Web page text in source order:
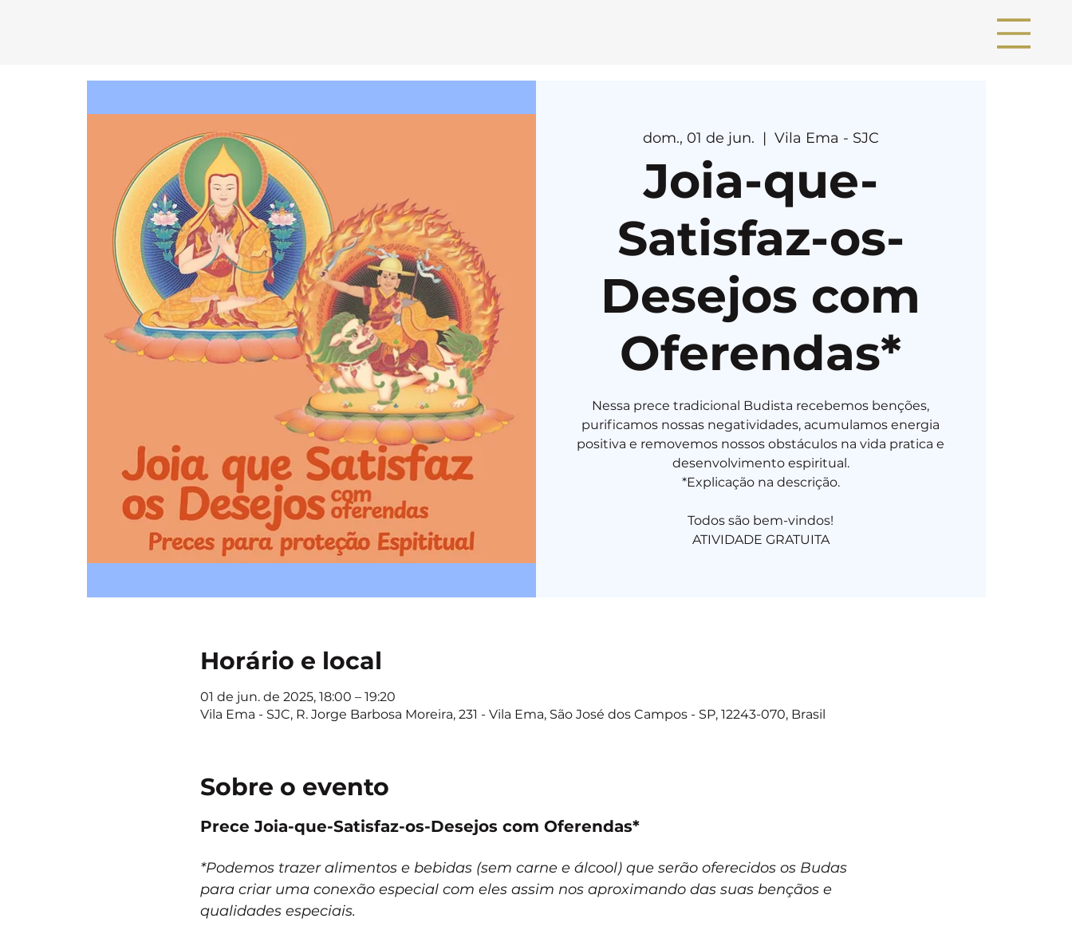
CENTRODE MEDITAÇÃ
KADAMP dom., 01 de jun.
  |
Vila Ema - SJC
Joia-que-
Satisfaz-os-
Desejos com
Oferendas*
Nessa prece tradicional Budista recebemos benções,
purificamos nossas negatividades, acumulamos energia
positiva e removemos nossos obstáculos na vida pratica e
desenvolvimento espiritual.
*Explicação na descrição.
Todos são bem-vindos!
ATIVIDADE GRATUITA
Horário e local
01 de jun. de 2025, 18:00 – 19:20
Vila Ema - SJC, R. Jorge Barbosa Moreira, 231 - Vila Ema, São José dos Campos - SP, 12243-070, Brasil
Sobre o evento
Prece Joia-que-Satisfaz-os-Desejos com Oferendas*
*Podemos trazer alimentos e bebidas (sem carne e álcool) que serão oferecidos os Budas
para criar uma conexão especial com eles assim nos aproximando das suas bençãos e
qualidades especiais.